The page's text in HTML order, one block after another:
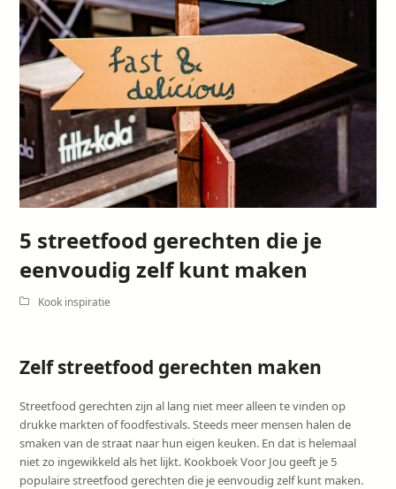
5 streetfood gerechten die je
eenvoudig zelf kunt maken
Kook inspiratie
Zelf streetfood gerechten maken
Streetfood gerechten zijn al lang niet meer alleen te vinden op
drukke markten of foodfestivals. Steeds meer mensen halen de
smaken van de straat naar hun eigen keuken. En dat is helemaal
niet zo ingewikkeld als het lijkt. Kookboek Voor Jou geeft je 5
populaire streetfood gerechten die je eenvoudig zelf kunt maken.